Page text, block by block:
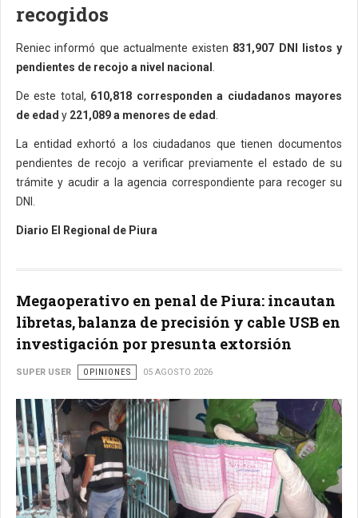
recogidos
Reniec informó que actualmente existen 831,907 DNI listos y
pendientes de recojo a nivel nacional
De este total, 610,818 corresponden a ciudadanos mayores
de edad y 221,089 a menores de edad
La entidad exhortó a los ciudadanos que tienen documentos
pendientes de recojo a verificar previamente el estado de su
trámite y acudir a la agencia correspondiente para recoger su
DNI.
Diario El Regional de Piura
Megaoperativo en penal de Piura: incautan
libretas, balanza de precisión y cable USB en
investigación por presunta extorsión
SUPER USER OPINIONES 05 AGOSTO 2026